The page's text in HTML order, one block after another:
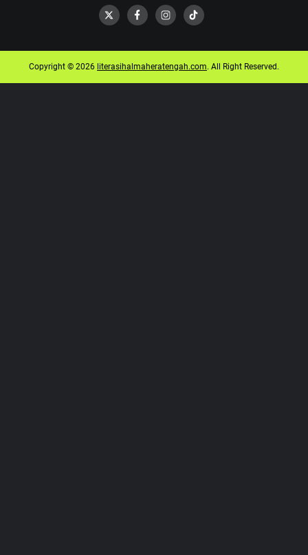
Copyright © 2026 literasihalmaheratengah.com. All Right Reserved.